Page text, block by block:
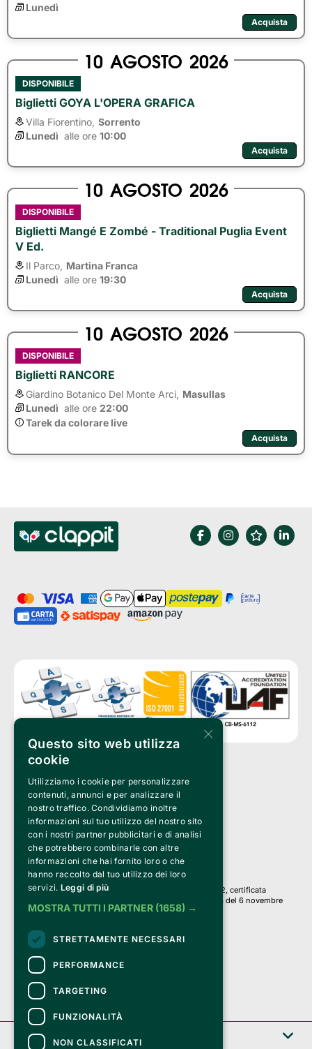
Lunedì
Acquista
10 AGOSTO 2026
DISPONIBILE
Biglietti GOYA L'OPERA GRAFICA
Villa Fiorentino, Sorrento
Lunedì alle ore 10:00
Acquista
10 AGOSTO 2026
DISPONIBILE
Biglietti Mangé E Zombé - Traditional Puglia Event
V Ed.
Il Parco, Martina Franca
Lunedì alle ore 19:30
Acquista
10 AGOSTO 2026
DISPONIBILE
Biglietti RANCORE
Giardino Botanico Del Monte Arci, Masullas
Lunedì alle ore 22:00
Tarek da colorare live
Acquista
Clappit è un marchio di proprietà di:
Bemils Srl
a Socio Unico
Via Fosse Ardeatine, 4 -20092 Cinisello Balsamo (MI)
PI 05589050961
Iscr. C.C.I.A.A. Milano R.E.A. 1833471
© 2010-2025 Bemils Srl - Tutti i diritti riservati
Credits:
Clappit è basato sulla piattaforma di biglietteria Belive 6.2, certificata
dall’Agenzia delle Entrate con protocollo n. 2025/445474 del 6 novembre
2025.
Su Clappit i tuoi acquisti ed i tuoi dati
sono sicuri e protetti da un certificato SSL
con crittografia a 128 bit.
Clappit
×
Questo sito web utilizza
cookie
Utilizziamo i cookie per personalizzare
contenuti, annunci e per analizzare il
nostro traffico. Condividiamo inoltre
informazioni sul tuo utilizzo del nostro sito
con i nostri partner pubblicitari e di analisi
che potrebbero combinarle con altre
informazioni che hai fornito loro o che
hanno raccolto dal tuo utilizzo dei loro
servizi. Leggi di più
MOSTRA TUTTI I PARTNER (1658) →
STRETTAMENTE NECESSARI
PERFORMANCE
TARGETING
FUNZIONALITÀ
NON CLASSIFICATI